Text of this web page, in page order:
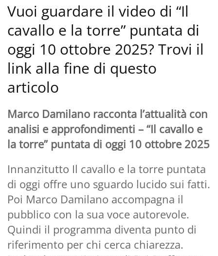
Vuoi guardare il video di “Il
cavallo e la torre” puntata di
oggi 10 ottobre 2025? Trovi il
link alla fine di questo
articolo
Marco Damilano racconta l’attualità con
analisi e approfondimenti – “Il cavallo e
la torre” puntata di oggi 10 ottobre 2025
Innanzitutto Il cavallo e la torre puntata
di oggi offre uno sguardo lucido sui fatti.
Poi Marco Damilano accompagna il
pubblico con la sua voce autorevole.
Quindi il programma diventa punto di
riferimento per chi cerca chiarezza.